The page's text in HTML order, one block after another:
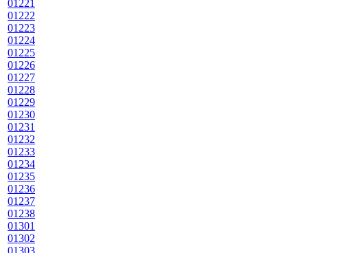
01221
01222
01223
01224
01225
01226
01227
01228
01229
01230
01231
01232
01233
01234
01235
01236
01237
01238
01301
01302
01303